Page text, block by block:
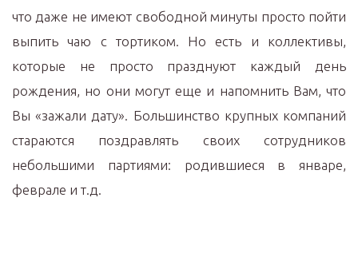
что даже не имеют свободной минуты просто пойти
выпить чаю с тортиком. Но есть и коллективы,
которые не просто празднуют каждый день
рождения, но они могут еще и напомнить Вам, что
Вы «зажали дату». Большинство крупных компаний
стараются поздравлять своих сотрудников
небольшими партиями: родившиеся в январе,
феврале и т.д.